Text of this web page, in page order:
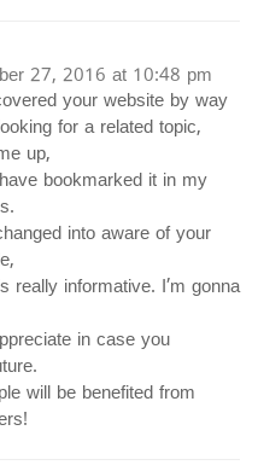
27, 2016 at 10:48 pm
your website by way
for a related topic,
up,
bookmarked it in my
into aware of your
really informative. I’m gonna
in case you
will be benefited from